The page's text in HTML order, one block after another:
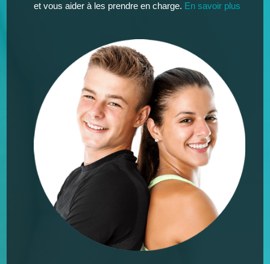
et vous aider à les prendre en charge. En savoir plus